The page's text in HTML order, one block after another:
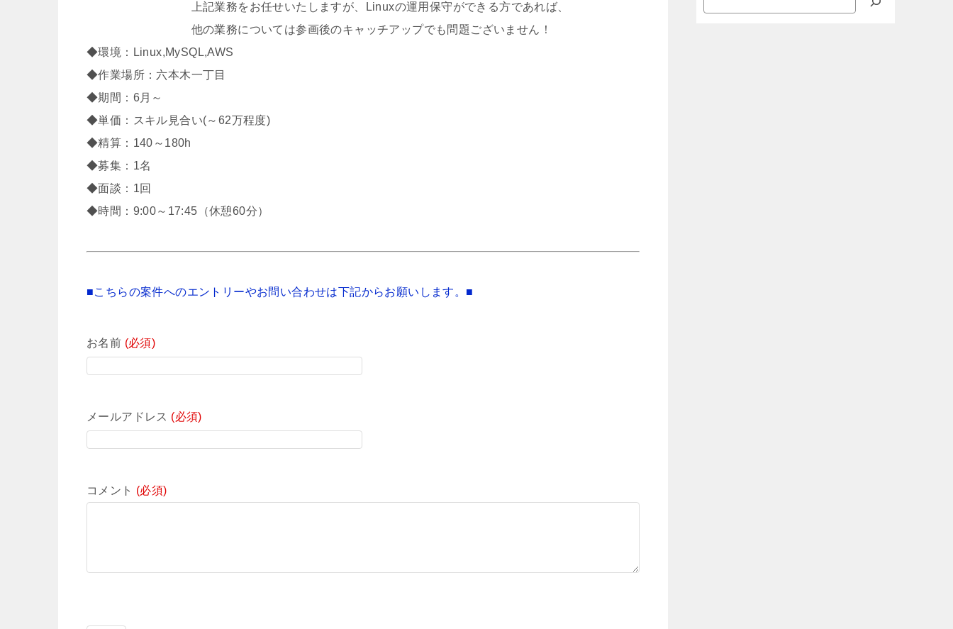
上記業務をお任せいたしますが、Linuxの運用保守ができる方であれば、
他の業務については参画後のキャッチアップでも問題ございません！
◆環境：Linux,MySQL,AWS
◆作業場所：六本木一丁目
◆期間：6月～
◆単価：スキル見合い(～62万程度)
◆精算：140～180h
◆募集：1名
◆面談：1回
◆時間：9:00～17:45（休憩60分）
■こちらの案件へのエントリーやお問い合わせは下記からお願いします。■
お名前 (必須)
メールアドレス (必須)
コメント (必須)